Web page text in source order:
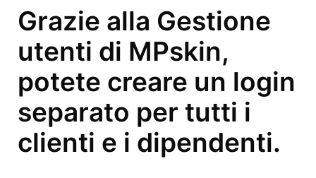
Grazie alla Gestione
utenti di MPskin,
potete creare un login
separato per tutti i
clienti e i dipendenti.